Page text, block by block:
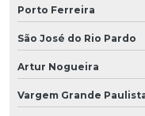
Porto Ferreira
São José do Rio Pardo
Artur Nogueira
Vargem Grande